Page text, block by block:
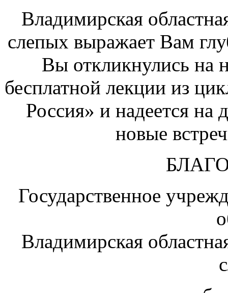
Владимирская
слепых выражает Вам
Вы откликнулись на
бесплатной лекции из
Россия» и надеется на
новые
Государственное
Владимирская